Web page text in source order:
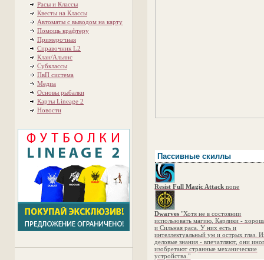
Расы и Классы
Квесты на Классы
Автоматы с выводом на карту
Помощь крафтеру
Примерочная
Справочник L2
Клан/Альянс
Субклассы
ПвП система
Медиа
Основы рыбалки
Карты Lineage 2
Новости
Пассивные скиллы
Resist Full Magic Attack none
Dwarves "Хотя не в состоянии
использовать магию, Карлики -
и Сильная раса. У них есть и
интеллектуальный ум и острых глаз.
деловые знания - впечатляют, они
изобретают странные механические
устройства."